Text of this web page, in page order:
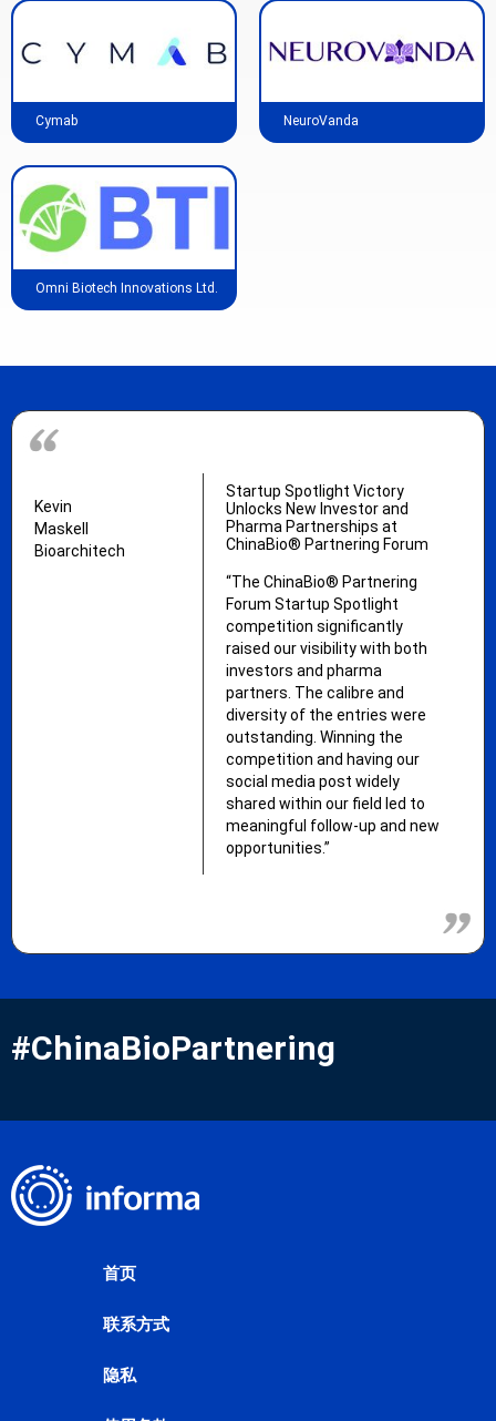
Cymab NeuroVanda
Omni Biotech Innovations Ltd.
Kevin
Maskell
Bioarchitech
Startup Spotlight Victory
Unlocks New Investor and
Pharma Partnerships at
ChinaBio® Partnering Forum
“The ChinaBio® Partnering
Forum Startup Spotlight
competition significantly
raised our visibility with both
investors and pharma
partners. The calibre and
diversity of the entries were
outstanding. Winning the
competition and having our
social media post widely
shared within our field led to
meaningful follow-up and new
opportunities.”
#ChinaBioPartnering
首页
联系方式
隐私